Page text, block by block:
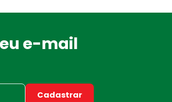
e-mail
Cadastrar